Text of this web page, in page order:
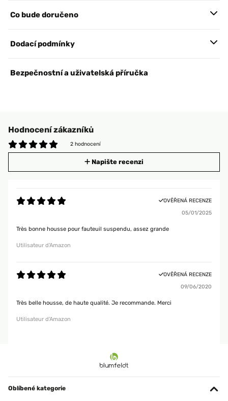
Co bude doručeno
Dodací podmínky
Bezpečnostní a uživatelská příručka
Hodnocení zákazníků
2 hodnocení
Napište recenzi
OVĚŘENÁ RECENZE
05/01/2025
Très bonne housse pour fauteuil suspendu, assez grande
Utilisateur d'Amazon
OVĚŘENÁ RECENZE
09/06/2020
Très belle housse, de haute qualité. Je recommande. Merci
Utilisateur d'Amazon
Oblíbené kategorie